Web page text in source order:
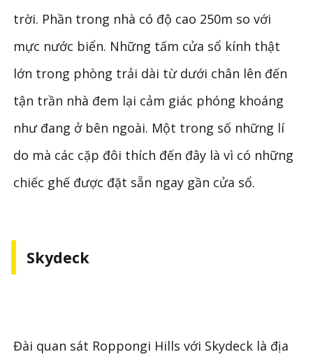
trời. Phần trong nhà có độ cao 250m so với
mực nước biển. Những tấm cửa sổ kính thật
lớn trong phòng trải dài từ dưới chân lên đến
tận trần nhà đem lại cảm giác phóng khoáng
như đang ở bên ngoài. Một trong số những lí
do mà các cặp đôi thích đến đây là vì có những
chiếc ghế được đặt sẵn ngay gần cửa sổ.
Skydeck
Đài quan sát Roppongi Hills với Skydeck là địa